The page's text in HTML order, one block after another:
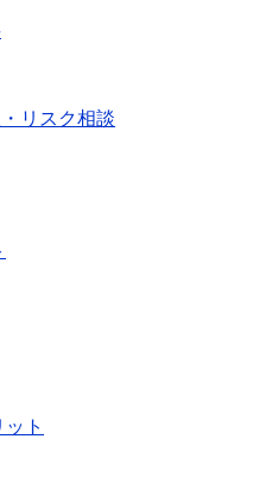
リスク相談
ト